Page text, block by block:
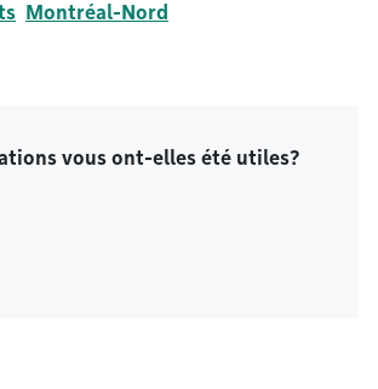
Montréal-Nord
vous ont-elles été utiles?